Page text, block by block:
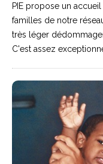
PIE propose un
familles de notre
très léger
C'est assez